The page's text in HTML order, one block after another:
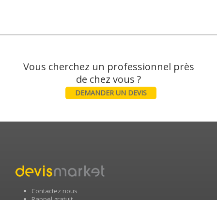
Vous cherchez un professionnel près
DEMANDER UN DEVIS
Contactez nous